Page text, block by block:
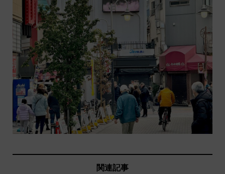
関連記事